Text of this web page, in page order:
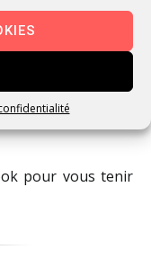
retour d'e-mail.
pour vous tenir